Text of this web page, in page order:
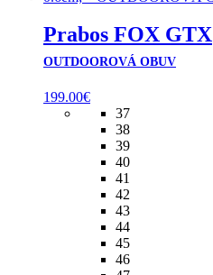
Prabos FOX GTX
OUTDOOROVÁ OBUV
199.00€
37
38
39
40
41
42
43
44
45
46